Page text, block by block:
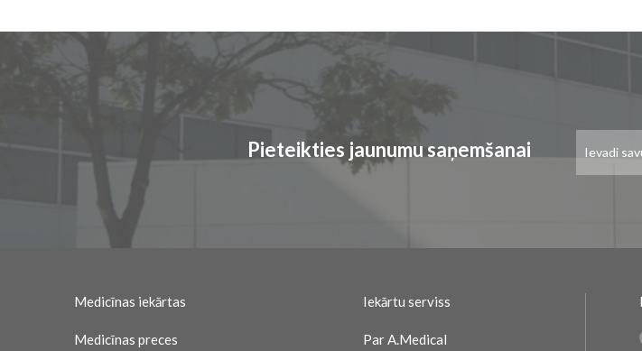
Pieteikties jaunumu saņemšanai
jaunumu
Medicīnas iekārtas Iekārtu serviss
Medicīnas preces Par A.Medical